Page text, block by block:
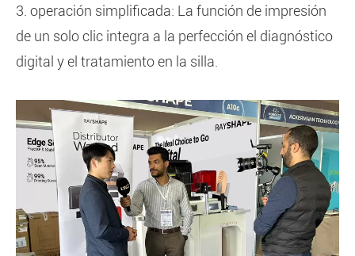
3. operación simplificada: La función de impresión
de un solo clic integra a la perfección el diagnóstico
digital y el tratamiento en la silla.